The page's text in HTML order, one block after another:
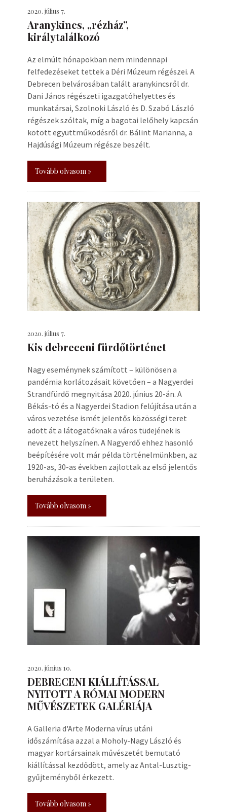
2020. július 7.
Aranykincs, „rézház”,
királytalálkozó
Az elmúlt hónapokban nem mindennapi
felfedezéseket tettek a Déri Múzeum régészei. A
Debrecen belvárosában talált aranykincsről dr.
Dani János régészeti igazgatóhelyettes és
munkatársai, Szolnoki László és D. Szabó László
régészek szóltak, míg a bagotai lelőhely kapcsán
kötött együttműködésről dr. Bálint Marianna, a
Hajdúsági Múzeum régésze beszélt.
Tovább olvasom »
2020. július 7.
Kis debreceni fürdőtörténet
Nagy eseménynek számított – különösen a
pandémia korlátozásait követően – a Nagyerdei
Strandfürdő megnyitása 2020. június 20-án. A
Békás-tó és a Nagyerdei Stadion felújítása után a
város vezetése ismét jelentős közösségi teret
adott át a látogatóknak a város tüdejének is
nevezett helyszínen. A Nagyerdő ehhez hasonló
beépítésére volt már példa történelmünkben, az
1920-as, 30-as években zajlottak az első jelentős
beruházások a területen.
Tovább olvasom »
2020. június 10.
DEBRECENI KIÁLLÍTÁSSAL
NYITOTT A RÓMAI MODERN
MŰVÉSZETEK GALÉRIÁJA
A Galleria d'Arte Moderna vírus utáni
időszámítása azzal a Moholy-Nagy László és
magyar kortársainak művészetét bemutató
kiállítással kezdődött, amely az Antal-Lusztig-
gyűjteményből érkezett.
Tovább olvasom »